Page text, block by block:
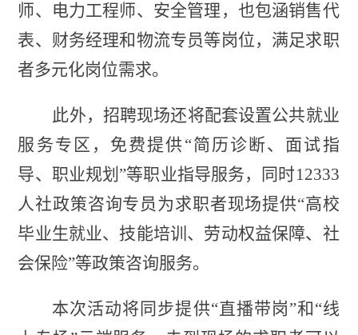
师、电力工程师、安全管理，也包涵销售代
表、财务经理和物流专员等岗位，满足求职
者多元化岗位需求。
此外， 招聘现场还将配套设置公共就业
服务专区 ，免费提供“简历诊断、面试指
导、职业规划”等职业指导服务，同时12333
人社政策咨询专员 为求职者现场提供“高校
毕业生就业、技能培训、劳动权益保障、社
会保险”等政策咨询服务。
本次活动将同步提供“直播带岗”和“线